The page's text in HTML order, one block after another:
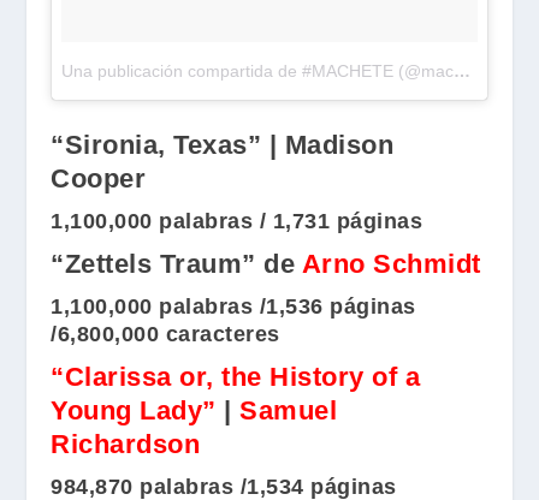
Una publicación compartida de #MACHETE (@machete_libros)
“Sironia, Texas” | Madison
Cooper
1,100,000 palabras / 1,731 páginas
“Zettels Traum” de Arno Schmidt
1,100,000 palabras /1,536 páginas
/6,800,000 caracteres
“Clarissa or, the History of a
Young Lady” |Samuel
Richardson
984,870 palabras /1,534 páginas